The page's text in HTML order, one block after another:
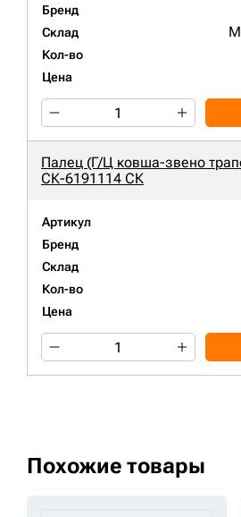
Бренд
Склад
Кол-во
Цена
Палец (Г/Ц ковша-звено
СК-6191114 СК
Артикул
Бренд
Склад
Кол-во
Цена
Похожие товары